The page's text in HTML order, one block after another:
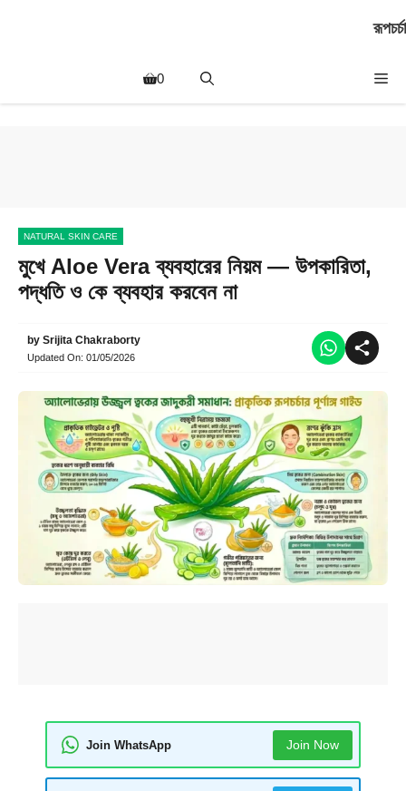
রূপচর্চা
0
NATURAL SKIN CARE
মুখে Aloe Vera ব্যবহারের নিয়ম — উপকারিতা,
পদ্ধতি ও কে ব্যবহার করবেন না
by Srijita Chakraborty
Updated On: 01/05/2026
Join WhatsApp Join Now